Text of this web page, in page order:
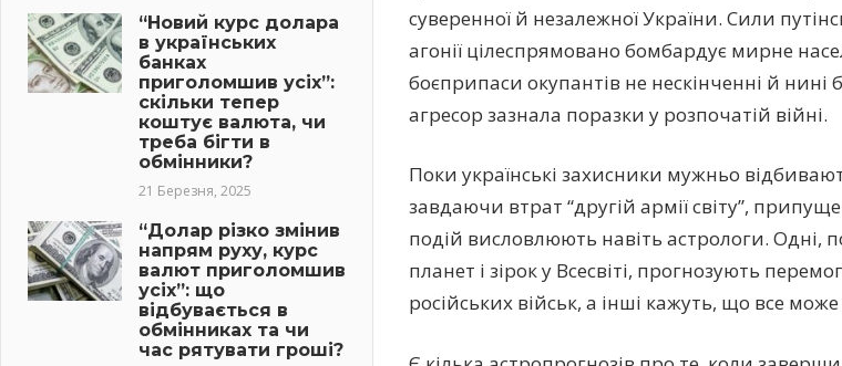
суверенної й незалежної України. Сили
агонії цілеспрямовано бомбардує мирне
боєприпаси окупантів не нескінченні й нині
агресор зазнала поразки у розпочатій війні.
Поки українські захисники мужньо
завдаючи втрат “другій армії світу”,
подій висловлюють навіть астрологи. Одні,
планет і зірок у Всесвіті, прогнозують
російських військ, а інші кажуть, що все
“Новий курс долара
в українських
банках
приголомшив усіх”:
скільки тепер
коштує валюта, чи
треба бігти в
обмінники?
21 Березня, 2025
“Долар різко змінив
напрям руху, курс
валют приголомшив
усіх”: що
відбувається в
обмінниках та чи
час рятувати гроші?